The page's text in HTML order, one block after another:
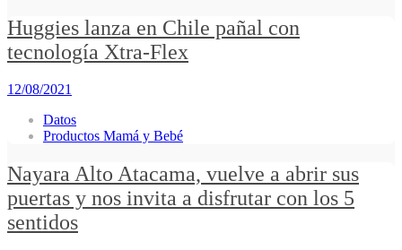
Huggies lanza en Chile pañal con
tecnología Xtra-Flex
12/08/2021
Datos
Productos Mamá y Bebé
Nayara Alto Atacama, vuelve a abrir sus
puertas y nos invita a disfrutar con los 5
sentidos